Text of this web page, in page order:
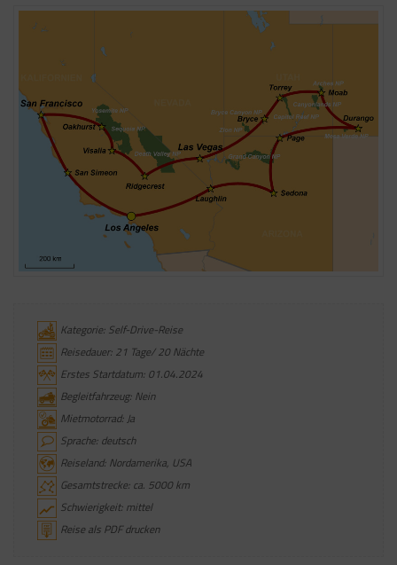
Kategorie: Self-Drive-Reise
Reisedauer: 21 Tage/ 20 Nächte
Erstes Startdatum: 01.04.2024
Begleitfahrzeug: Nein
Mietmotorrad: Ja
Sprache: deutsch
Reiseland: Nordamerika, USA
Gesamtstrecke: ca. 5000 km
Schwierigkeit: mittel
Reise als PDF drucken